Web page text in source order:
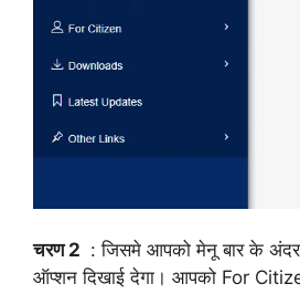
चरण 2 : जिसमे आपको मेनू बार के
ऑप्शन दिखाई देगा। आपको For